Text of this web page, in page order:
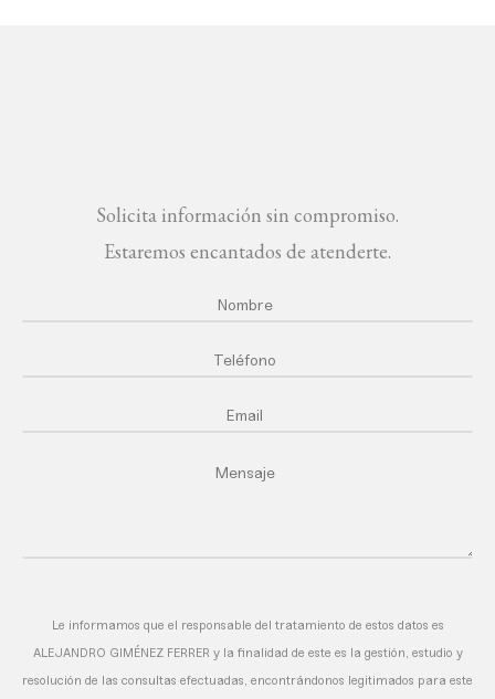
Solicita información sin compromiso.
Estaremos encantados de atenderte.
Le informamos que el responsable del tratamiento de estos datos es
ALEJANDRO GIMÉNEZ FERRER y la finalidad de este es la gestión, estudio y
resolución de las consultas efectuadas, encontrándonos legitimados para este